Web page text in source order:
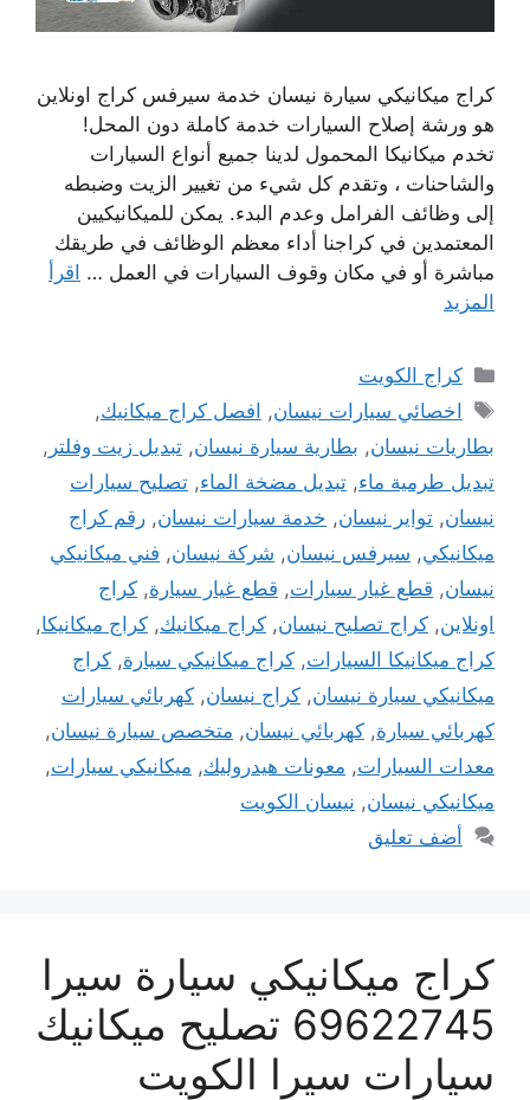
كراج ميكانيكي سيارة نيسان خدمة سيرفس كراج اونلاين
هو ورشة إصلاح السيارات خدمة كاملة دون المحل!
تخدم ميكانيكا المحمول لدينا جميع أنواع السيارات
والشاحنات ، وتقدم كل شيء من تغيير الزيت وضبطه
إلى وظائف الفرامل وعدم البدء. يمكن للميكانيكيين
المعتمدين في كراجنا أداء معظم الوظائف في طريقك
مباشرة أو في مكان وقوف السيارات في العمل … اقرأ
المزيد
التصنيفات
كراج الكويت
الوسوم
اخصائي سيارات نيسان, افصل كراج ميكانيك,
بطاريات نيسان, بطارية سيارة نيسان, تبديل زيت وفلتر ,
تبديل طرمية ماء, تبديل مضخة الماء, تصليح سيارات
نيسان, تواير نيسان, خدمة سيارات نيسان, رقم كراج
ميكانيكي, سيرفس نيسان, شركة نيسان, فني ميكانيكي
نيسان, قطع غيار سيارات, قطع غيار سيارة, كراج
اونلاين, كراج تصليح نيسان, كراج ميكانيك, كراج ميكانيكا,
كراج ميكانيكا السيارات, كراج ميكانيكي سيارة, كراج
ميكانيكي سيارة نيسان, كراج نيسان, كهربائي سيارات
كهربائي سيارة, كهربائي نيسان, متخصص سيارة نيسان,
معدات السيارات, معونات هيدروليك, ميكانيكي سيارات,
ميكانيكي نيسان, نيسان الكويت
أضف تعليق
كراج ميكانيكي سيارة سيرا
69622745 تصليح ميكانيك
سيارات سيرا الكويت